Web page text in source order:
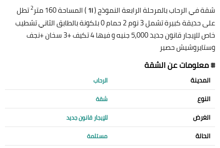
شقة في الرحاب بالمرحلة الرابعة النموذج (ا1 ) المساحة 160 متر 2تطل
على حديقة كبيرة تشمل 3 نوم 2 حمام 0 بلكونة بالطابق الثاني تشطيب
خاص للإيجار قانون جديد 5,000 جنيه و فيها 4 تكيف +3 سخان +نجف
وستايروشيش حصير
# معلومات عن الشقة
المدينة الرحاب
النوع شقة
الغرض للإيجار قانون جديد
الحالة مستلمة